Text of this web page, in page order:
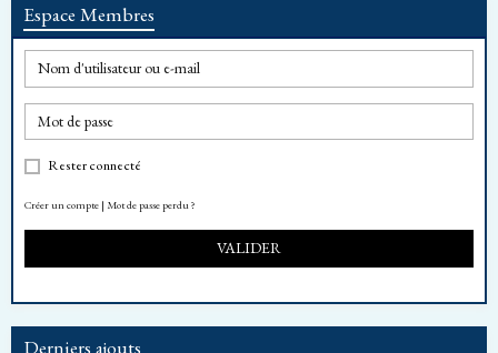
Espace Membres
Rester connecté
Créer un compte | Mot de passe perdu ?
VALIDER
Derniers ajouts